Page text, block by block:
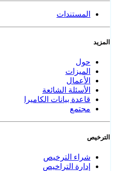
المستندات
المزيد
حول
الميزات
الأعمال
الأسئلة الشائعة
قاعدة بيانات الكاميرا
مجتمع
الترخيص
شراء الترخيص
إدارة التراخيص